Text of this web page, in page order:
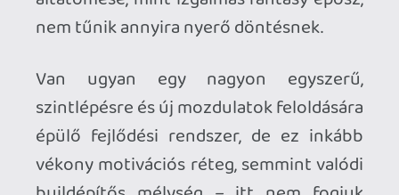
fejlődésen túl nincsenek valódi
képességfák vagy komoly rendszerek, így
buildeket vagy erős RPG-vonalat keres,
az itt csalódni fog. A Heroes of Mount
Dragon minden értelemben közepes
játék, ami így bő fél évvel a megjelenése
után pontosan annyira süllyedt el a
videójátékok tengerében, ahogy az